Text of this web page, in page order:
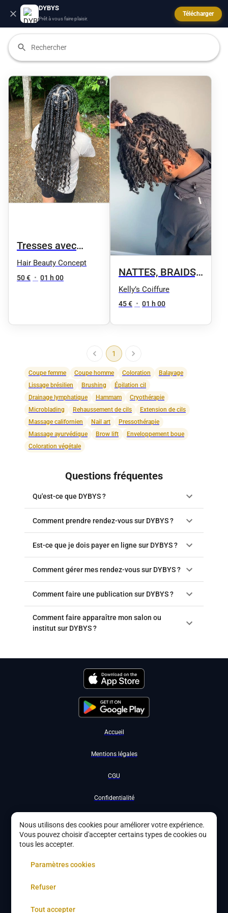
DYBYS
Prêt à vous faire plaisir.
Télécharger
Tresses avec
rajouts (vanilles,
nattes, etc.)
Hair Beauty Concept
50 € • 01 h 00
NATTES, BRAIDS,
VANILLES
Kelly’s Coiffure
45 € • 01 h 00
1
Coupe femme Coupe homme Coloration
Balayage
Lissage brésilien
Brushing
Épilation cil
Drainage lymphatique
Hammam
Cryothérapie
Microblading
Rehaussement de cils
Extension de cils
Massage californien
Nail art
Pressothérapie
Massage ayurvédique
Brow lift
Enveloppement boue
Coloration végétale
Questions fréquentes
Qu'est-ce que DYBYS ?
Comment prendre rendez-vous sur DYBYS ?
Est-ce que je dois payer en ligne sur DYBYS ?
Comment gérer mes rendez-vous sur DYBYS ?
Comment faire une publication sur DYBYS ?
Comment faire apparaître mon salon ou
institut sur DYBYS ?
Accueil
Mentions légales
CGU
Confidentialité
Nous utilisons des cookies pour améliorer votre expérience.
Vous pouvez choisir d'accepter certains types de cookies ou
tous les accepter.
Paramètres cookies
Refuser
Tout accepter